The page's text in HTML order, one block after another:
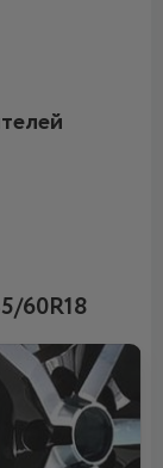
60R18